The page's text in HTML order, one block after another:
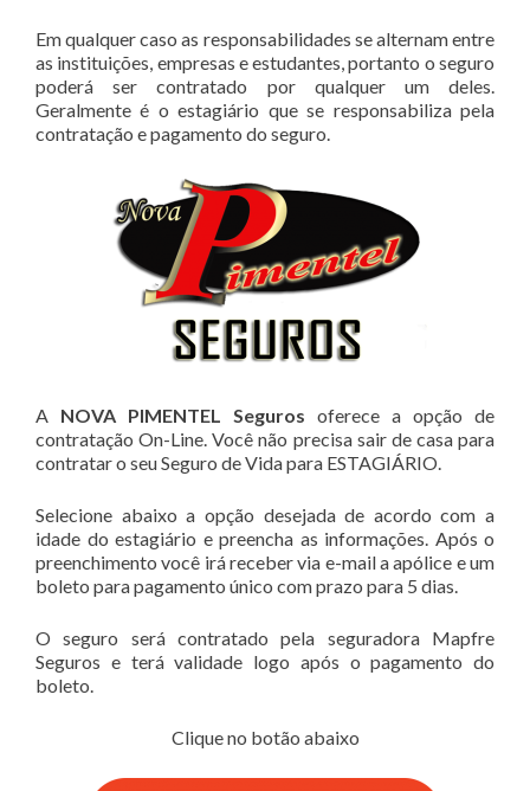
Em qualquer caso as responsabilidades se alternam entre
as instituições, empresas e estudantes, portanto o seguro
poderá ser contratado por qualquer um deles.
Geralmente é o estagiário que se responsabiliza pela
contratação e pagamento do seguro.
A NOVA PIMENTEL Seguros oferece a opção de
contratação On-Line. Você não precisa sair de casa para
contratar o seu Seguro de Vida para ESTAGIÁRIO.
Selecione abaixo a opção desejada de acordo com a
idade do estagiário e preencha as informações. Após o
preenchimento você irá receber via e-mail a apólice e um
boleto para pagamento único com prazo para 5 dias.
O seguro será contratado pela seguradora Mapfre
Seguros e terá validade logo após o pagamento do
boleto.
Clique no botão abaixo